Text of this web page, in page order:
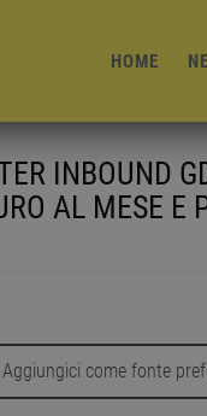
HOME
INBOUND
AL MESE E
Aggiungici come fonte